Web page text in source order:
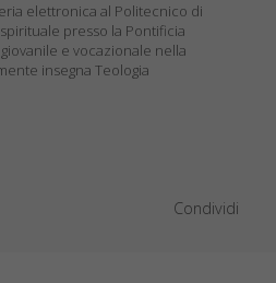
elettronica al Politecnico di
presso la Pontificia
e vocazionale nella
insegna Teologia
Condividi